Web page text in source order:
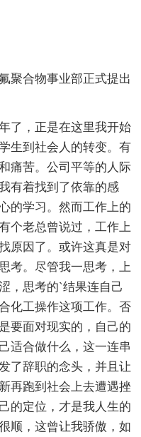
聚合物事业部正式提出
了，正是在这里我开始
生到社会人的转变。有
痛苦。公司平等的人际
有着找到了依靠的感
的学习。然而工作上的
个老总曾说过，工作上
原因了。或许这真是对
考。尽管我一思考，上
，思考的`结果连自己
化工操作这项工作。否
要面对现实的，自己的
适合做什么，这一连串
了辞职的念头，并且让
再跑到社会上去遭遇挫
的定位，才是我人生的
顺，这曾让我骄傲，如